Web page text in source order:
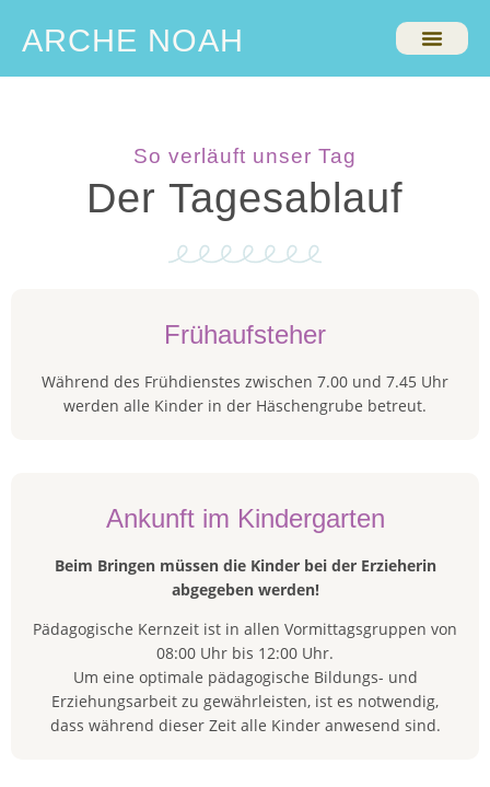
ARCHE NOAH
So verläuft unser Tag
Der Tagesablauf
Frühaufsteher
Während des Frühdienstes zwischen 7.00 und 7.45 Uhr
werden alle Kinder in der Häschengrube betreut.
Ankunft im Kindergarten
Beim Bringen müssen die Kinder bei der Erzieherin
abgegeben werden!
Pädagogische Kernzeit ist in allen Vormittagsgruppen von
08:00 Uhr bis 12:00 Uhr.
Um eine optimale pädagogische Bildungs- und
Erziehungsarbeit zu gewährleisten, ist es notwendig,
dass während dieser Zeit alle Kinder anwesend sind.